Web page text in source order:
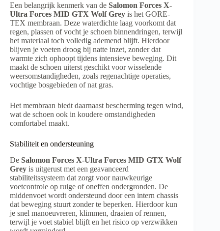
Een belangrijk kenmerk van de Salomon Forces X-
Ultra Forces MID GTX Wolf Grey is het GORE-
TEX membraan. Deze waterdichte laag voorkomt dat
regen, plassen of vocht je schoen binnendringen, terwijl
het materiaal toch volledig ademend blijft. Hierdoor
blijven je voeten droog bij natte inzet, zonder dat
warmte zich ophoopt tijdens intensieve beweging. Dit
maakt de schoen uiterst geschikt voor wisselende
weersomstandigheden, zoals regenachtige operaties,
vochtige bosgebieden of nat gras.
Het membraan biedt daarnaast bescherming tegen wind,
wat de schoen ook in koudere omstandigheden
comfortabel maakt.
Stabiliteit en ondersteuning
De Salomon Forces X-Ultra Forces MID GTX Wolf
Grey is uitgerust met een geavanceerd
stabiliteitssysteem dat zorgt voor nauwkeurige
voetcontrole op ruige of oneffen ondergronden. De
middenvoet wordt ondersteund door een intern chassis
dat beweging stuurt zonder te beperken. Hierdoor kun
je snel manoeuvreren, klimmen, draaien of rennen,
terwijl je voet stabiel blijft en het risico op verzwikken